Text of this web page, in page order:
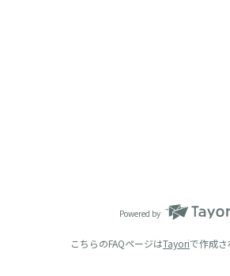
Powered by
こちらのFAQページはTayoriで作成さ